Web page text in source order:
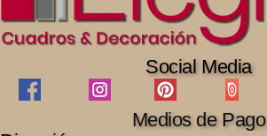
Social Media
Medios de Pago